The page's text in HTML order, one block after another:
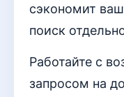
сэкономит
поиск
Работайте с
запросом на